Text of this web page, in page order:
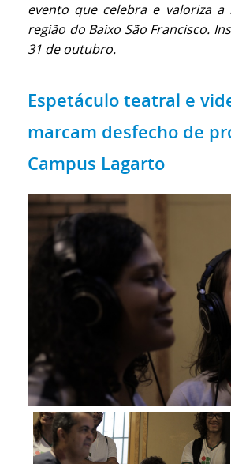
evento que celebra e valoriza
região do Baixo São Francisco.
31 de outubro.
Espetáculo teatral e
marcam desfecho de
Campus Lagarto